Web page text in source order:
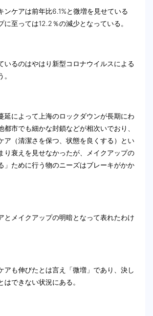
ンケアは前年比6.1%と微増を見せている
に至っては12.2％の減少となっている。
いるのはやはり新型コロナウイルスによる
延によって上海のロックダウンが長期にわ
都市でも細かな封鎖などが相次いでおり、
ア（清潔さを保つ、状態を良くする）とい
り衰えを見せなかったが、メイクアップの
」ために行う物のニーズはブレーキがかか
とメイクアップの明暗となって表れたわけ
アも伸びたとは言え「微増」であり、決し
はできない状況にある。